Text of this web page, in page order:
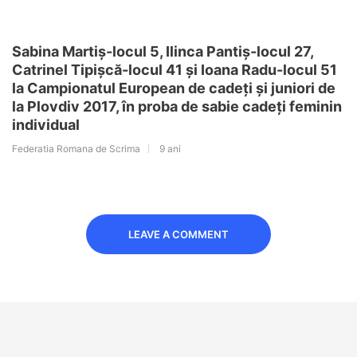
Sabina Martiș-locul 5, Ilinca Pantiș-locul 27,
Catrinel Tipișcă-locul 41 și Ioana Radu-locul 51
la Campionatul European de cadeți și juniori de
la Plovdiv 2017, în proba de sabie cadeți feminin
individual
Federatia Romana de Scrima 9 ani
LEAVE A COMMENT